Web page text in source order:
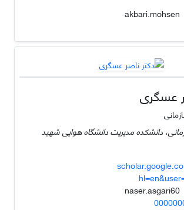
عسگری
دانشکده مدیریت دانشگاه هوایی شهید